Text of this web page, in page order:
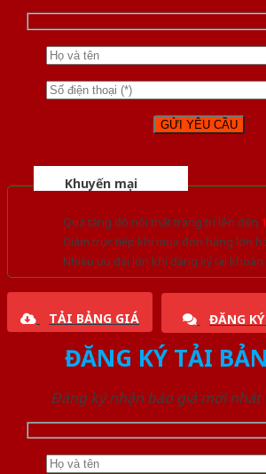
Khuyến mại
Quà tặng đồ nội thất trang trí lên đến
Giảm trực tiếp khi mua đơn hàng lớn
Nhiều ưu đãi lớn khi đăng ký tài
TẢI BẢNG GIÁ ĐĂNG
ĐĂNG KÝ TẢI
Đăng ký nhận báo giá mới